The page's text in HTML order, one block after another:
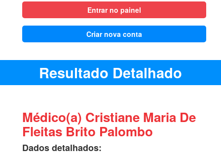
Entrar no painel
Criar nova conta
Resultado Detalhado
Médico(a) Cristiane Maria De
Fleitas Brito Palombo
Dados detalhados: